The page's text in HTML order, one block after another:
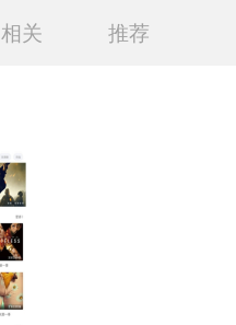
相关 推荐